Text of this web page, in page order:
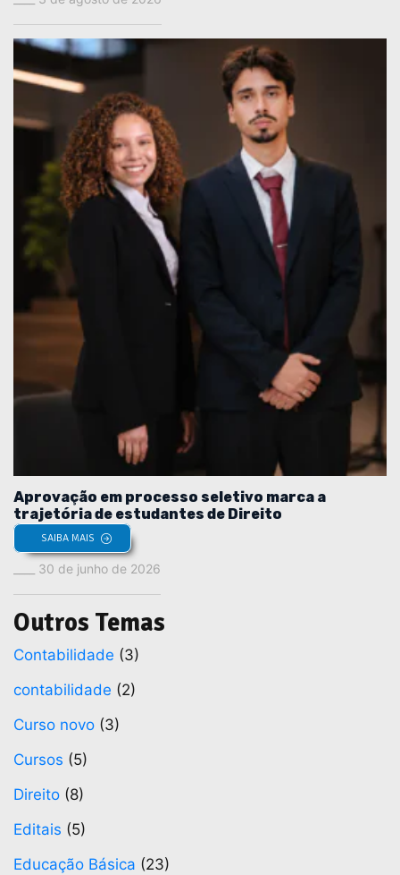
Aprovação em processo seletivo marca a
trajetória de estudantes de Direito
SAIBA MAIS
30 de junho de 2026
Outros Temas
Contabilidade (3)
contabilidade (2)
Curso novo (3)
Cursos (5)
Direito (8)
Editais (5)
Educação Básica (23)